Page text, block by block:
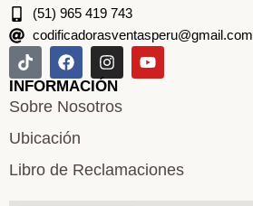
(51) 965 419 743
codificadorasventasperu@gmail.com
INFORMACIÓN
Sobre Nosotros
Ubicación
Libro de Reclamaciones